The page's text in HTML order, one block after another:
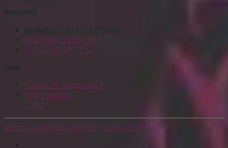
info@nightlife030.de
+49 30 60 26 10 52
Passwort vergessen ?
Registrierung
Login
© 2026 KreaTIEF030 Impressum Datenschutz